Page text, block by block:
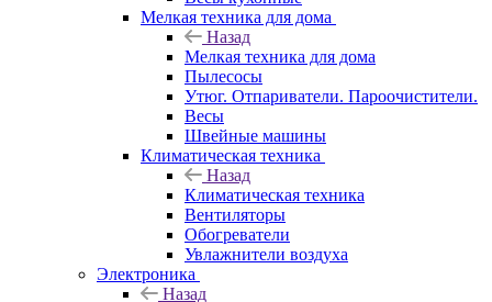
Мелкая техника для дома
Назад
Мелкая техника для дома
Пылесосы
Утюг. Отпариватели. Пароочистители.
Весы
Швейные машины
Климатическая техника
Назад
Климатическая техника
Вентиляторы
Обогреватели
Увлажнители воздуха
Электроника
Назад